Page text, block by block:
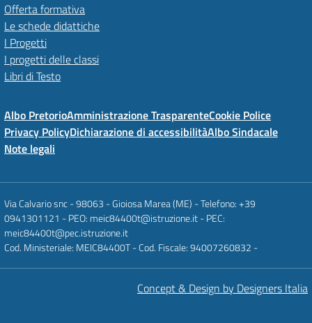
Offerta formativa
Le schede didattiche
I Progetti
I progetti delle classi
Libri di Testo
Albo PretorioAmministrazione TrasparenteCookie Police
Privacy PolicyDichiarazione di accessibilitàAlbo Sindacale
Note legali
Via Calvario snc - 98063 - Gioiosa Marea (ME) - Telefono: +39
0941301121 - PEO: meic84400t@istruzione.it - PEC:
meic84400t@pec.istruzione.it
Cod. Ministeriale: MEIC84400T - Cod. Fiscale: 94007260832 -
Concept & Design by Designers Italia